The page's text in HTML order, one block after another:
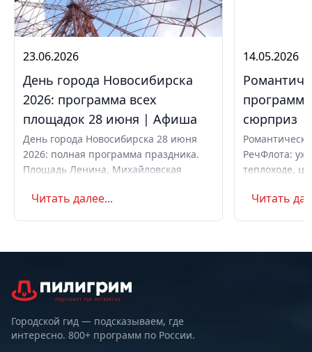
23.06.2026
День города Новосибирска
2026: программа всех
площадок 28 июня | Афиша
День города Новосибирска 28 июня
2026: полная программа праздника.
Площадь Ленина, Михайловская
концерт с Айвазовским Оркестром и
Читать далее...
14.05.2026
сюрприз
РечФлота:
теплоходе,
Читать
Городской гид — подсказываем, где
интересно. 800+ программ по России.